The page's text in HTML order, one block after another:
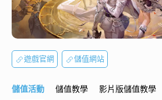
遊戲官網 儲值網站
儲值活動 儲值教學 影片版儲值教學